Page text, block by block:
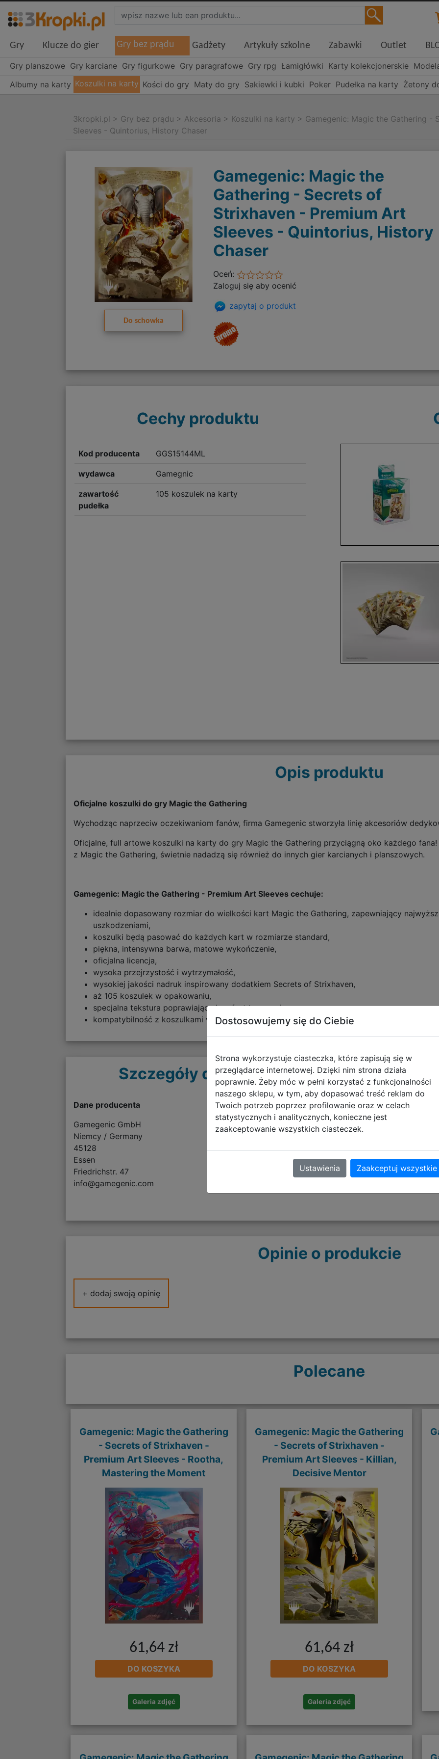
Gry Klucze do gier Gry bez prądu Gadżety Artykuły szkolne Zabawki Outlet
Gry planszowe Gry karciane Gry figurkowe Gry paragrafowe Gry rpg Łamigłówki Karty kolekcjonerskie
Albumy na karty Koszulki na karty Kości do gry Maty do gry Sakiewki i kubki Poker Pudełka na karty Żetony
3kropki.pl > Gry bez prądu > Akcesoria > Koszulki na karty > Gamegenic: Magic the Gathering -
Sleeves - Quintorius, History Chaser
Do schowka
Gamegenic: Magic the
Gathering - Secrets of
Strixhaven - Premium Art
Sleeves - Quintorius, History
Chaser
Oceń:
Zaloguj się aby ocenić
zapytaj o produkt
Cechy produktu
Kod producenta GGS15144ML
wydawca Gamegnic
zawartość
pudełka
105 koszulek na karty
Opis produktu
Oficjalne koszulki do gry Magic the Gathering
Wychodząc naprzeciw oczekiwaniom fanów, firma Gamegenic stworzyła linię akcesoriów
Oficjalne, full artowe koszulki na karty do gry Magic the Gathering przyciągną oko każdego
z Magic the Gathering, świetnie nadadzą się również do innych gier karcianych i planszowych.
Gamegenic: Magic the Gathering - Premium Art Sleeves cechuje:
idealnie dopasowany rozmiar do wielkości kart Magic the Gathering, zapewniający
uszkodzeniami,
koszulki będą pasować do każdych kart w rozmiarze standard,
piękna, intensywna barwa, matowe wykończenie,
oficjalna licencja,
wysoka przejrzystość i wytrzymałość,
wysokiej jakości nadruk inspirowany dodatkiem Secrets of Strixhaven,
aż 105 koszulek w opakowaniu,
specjalna tekstura poprawiająca komfort tasowania,
kompatybilność z koszulkami wewnętrznymi (Inner Sleeves) przeznaczonymi do
Szczegóły dotyczące zgodności
Dane producenta
Gamegenic GmbH
Niemcy / Germany
45128
Essen
Friedrichstr. 47
info@gamegenic.com
Informacje o
Ostrzeżenia - KOSZULKI
Opinie o produkcie
+ dodaj swoją opinię
Polecane
Gamegenic: Magic the Gathering
- Secrets of Strixhaven -
Premium Art Sleeves - Rootha,
Mastering the Moment
61,64 zł
DO KOSZYKA
Galeria zdjęć
Gamegenic: Magic the Gathering
- Secrets of Strixhaven -
Premium Art Sleeves - Killian,
Decisive Mentor
61,64 zł
DO KOSZYKA
Galeria zdjęć
Dostosowujemy się do Ciebie
Strona wykorzystuje ciasteczka, które zapisują się w
przeglądarce internetowej. Dzięki nim strona działa
poprawnie. Żeby móc w pełni korzystać z funkcjonalności
naszego sklepu, w tym, aby dopasować treść reklam do
Twoich potrzeb poprzez profilowanie oraz w celach
statystycznych i analitycznych, konieczne jest
zaakceptowanie wszystkich ciasteczek.
Ustawienia Zaakceptuj wszystkie